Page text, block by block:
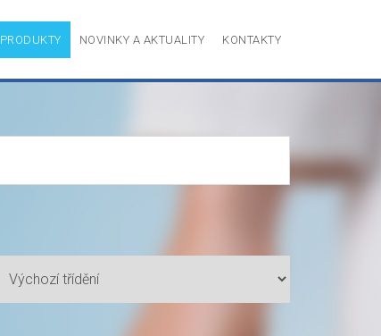
PRODUKTY NOVINKY A AKTUALITY KONTAKTY